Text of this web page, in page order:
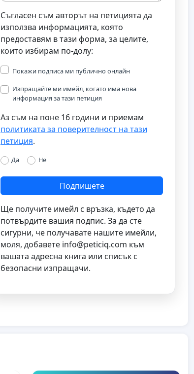
Съгласен съм авторът на петицията да
използва информацията, която
предоставям в тази форма, за целите,
които избирам по-долу:
Покажи подписа ми публично онлайн
Изпращайте ми имейл, когато има нова
информация за тази петиция
Аз съм на поне 16 години и приемам
политиката за поверителност на тази
петиция.
Да Не
Подпишете
Ще получите имейл с връзка, където да
потвърдите вашия подпис. За да сте
сигурни, че получавате нашите имейли,
моля, добавете info@peticiq.com към
вашата адресна книга или списък с
безопасни изпращачи.